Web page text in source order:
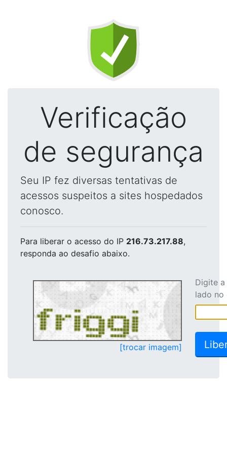
Verificação
de segurança
Seu IP fez diversas tentativas de
acessos suspeitos a sites hospedados
conosco.
Para liberar o acesso do IP 216.73.217.88,
responda ao desafio abaixo.
[trocar imagem]
Digite
lado no